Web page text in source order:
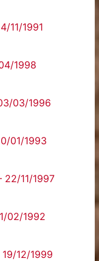
11/1991
1998
03/1996
01/1993
22/11/1997
02/1992
12/1999